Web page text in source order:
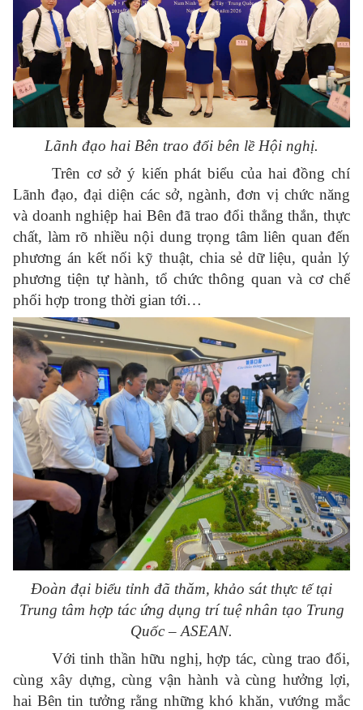
Lãnh đạo hai Bên trao đổi bên lề Hội nghị.
Trên cơ sở ý kiến phát biểu của hai đồng chí
Lãnh đạo, đại diện các sở, ngành, đơn vị chức năng
và doanh nghiệp hai Bên đã trao đổi thẳng thắn, thực
chất, làm rõ nhiều nội dung trọng tâm liên quan đến
phương án kết nối kỹ thuật, chia sẻ dữ liệu, quản lý
phương tiện tự hành, tổ chức thông quan và cơ chế
phối hợp trong thời gian tới…
Đoàn đại biểu tỉnh đã thăm, khảo sát thực tế tại
Trung tâm hợp tác ứng dụng trí tuệ nhân tạo Trung
Quốc – ASEAN.
Với tinh thần hữu nghị, hợp tác, cùng trao đổi,
cùng xây dựng, cùng vận hành và cùng hưởng lợi,
hai Bên tin tưởng rằng những khó khăn, vướng mắc